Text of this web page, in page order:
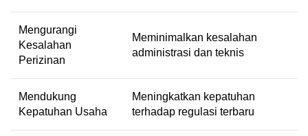
Mengurangi
Kesalahan
Perizinan
Meminimalkan kesalahan
administrasi dan teknis
Mendukung
Kepatuhan Usaha
Meningkatkan kepatuhan
terhadap regulasi terbaru